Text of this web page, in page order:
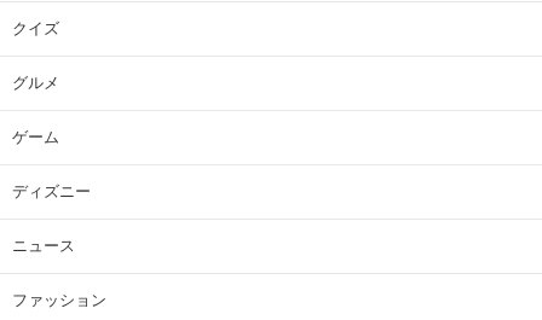
クイズ
グルメ
ゲーム
ディズニー
ニュース
ファッション